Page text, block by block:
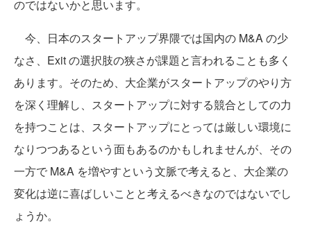
のではないかと思います。
今、日本のスタートアップ界隈では国内の M&A の少
なさ、Exit の選択肢の狭さが課題と言われることも多く
あります。そのため、大企業がスタートアップのやり方
を深く理解し、スタートアップに対する競合としての力
を持つことは、スタートアップにとっては厳しい環境に
なりつつあるという面もあるのかもしれませんが、その
一方で M&A を増やすという文脈で考えると、大企業の
変化は逆に喜ばしいことと考えるべきなのではないでし
ょうか。